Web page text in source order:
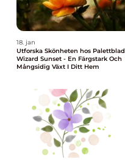
18. jan
Utforska Skönheten hos Palettblad
Wizard Sunset - En Färgstark Och
Mångsidig Växt I Ditt Hem